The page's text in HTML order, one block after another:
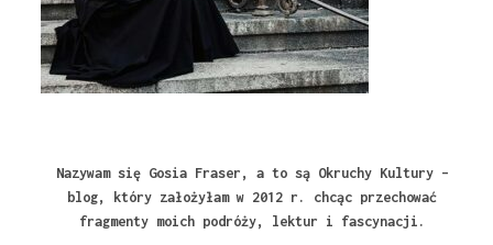
Nazywam się Gosia Fraser, a to są Okruchy Kultury –
blog, który założyłam w 2012 r. chcąc przechować
fragmenty moich podróży, lektur i fascynacji.